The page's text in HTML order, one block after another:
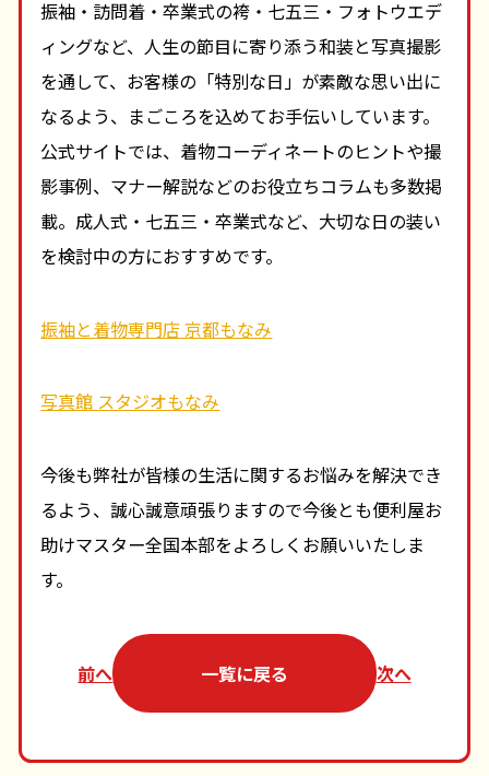
振袖・訪問着・卒業式の袴・七五三・フォトウエデ
ィングなど、人生の節目に寄り添う和装と写真撮影
を通して、お客様の「特別な日」が素敵な思い出に
なるよう、まごころを込めてお手伝いしています。
公式サイトでは、着物コーディネートのヒントや撮
影事例、マナー解説などのお役立ちコラムも多数掲
載。成人式・七五三・卒業式など、大切な日の装い
を検討中の方におすすめです。
振袖と着物専門店 京都もなみ
写真館 スタジオもなみ
今後も弊社が皆様の生活に関するお悩みを解決でき
るよう、誠心誠意頑張りますので今後とも便利屋お
助けマスター全国本部をよろしくお願いいたしま
す。
前へ 一覧に戻る 次へ